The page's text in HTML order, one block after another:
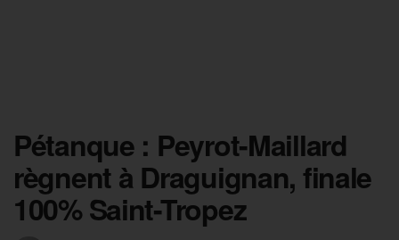
Pétanque : Peyrot-Maillard
règnent à Draguignan, finale
100% Saint-Tropez